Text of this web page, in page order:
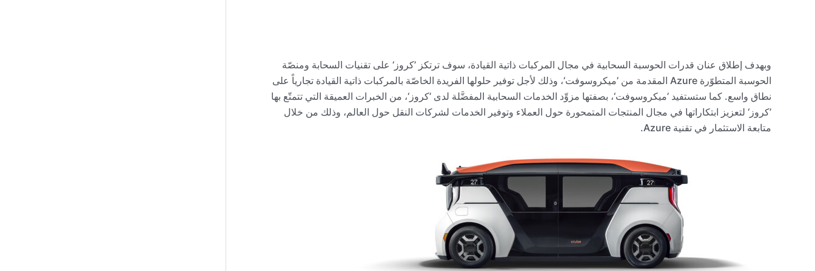
وبهدف إطلاق عنان قدرات الحوسبة السحابية في مجال المركبات ذاتية القيادة، سوف ترتكز ’كروز‘ على تقنيات السحابة ومنصّة
الحوسبة المتطوّرة Azure المقدمة من ’ميكروسوفت‘، وذلك لأجل توفير حلولها الفريدة الخاصّة بالمركبات ذاتية القيادة تجارياً على
نطاق واسع. كما ستستفيد ’ميكروسوفت‘، بصفتها مزوِّد الخدمات السحابية المفضَّلة لدى ’كروز‘، من الخبرات العميقة التي تتمتّع بها
’كروز‘ لتعزيز ابتكاراتها في مجال المنتجات المتمحورة حول العملاء وتوفير الخدمات لشركات النقل حول العالم، وذلك من خلال
متابعة الاستثمار في تقنية Azure.